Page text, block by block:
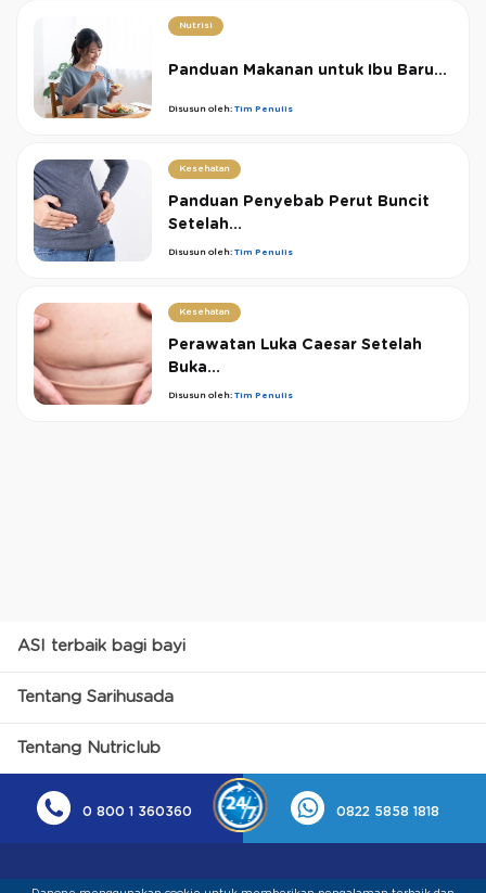
Nutrisi
Panduan Makanan untuk Ibu Baru...
Disusun oleh: Tim Penulis
Kesehatan
Panduan Penyebab Perut Buncit
Setelah...
Disusun oleh: Tim Penulis
Kesehatan
Perawatan Luka Caesar Setelah
Buka...
Disusun oleh: Tim Penulis
ASI terbaik bagi bayi
Tentang Sarihusada
Tentang Nutriclub
0 800 1 360360 0822 5858 1818